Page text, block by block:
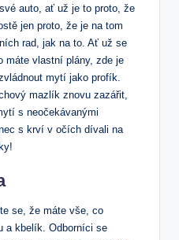
auto, ať už je to proto, že
jen proto, že je na tom
rad, jak na to. Ať už se
máte vlastní plány, zde je
mytí jako profík.
mazlík znovu zazářit,
s neočekávanými
s krví v očích dívali na
se, že máte vše, co
a kbelík. Odborníci se